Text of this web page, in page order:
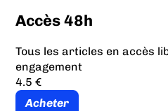
Accès 48h
Tous les articles en accès
engagement
4.5 €
Acheter